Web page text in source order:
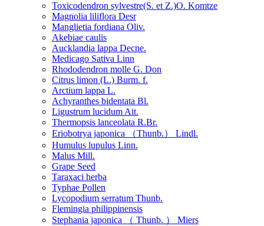
Toxicodendron sylvestre(S. et Z.)O. Komtze
Magnolia liliflora Desr
Manglietia fordiana Oliv.
Akebiae caulis
Aucklandia lappa Decne.
Medicago Sativa Linn
Rhododendron molle G. Don
Citrus limon (L.) Burm. f.
Arctium lappa L.
Achyranthes bidentata Bl.
Ligustrum lucidum Ait.
Thermopsis lanceolata R.Br.
Eriobotrya japonica （Thunb.） Lindl.
Humulus lupulus Linn.
Malus Mill.
Grape Seed
Taraxaci herba
Typhae Pollen
Lycopodium serratum Thunb.
Flemingia philippinensis
Stephania japonica （ Thunb. ） Miers